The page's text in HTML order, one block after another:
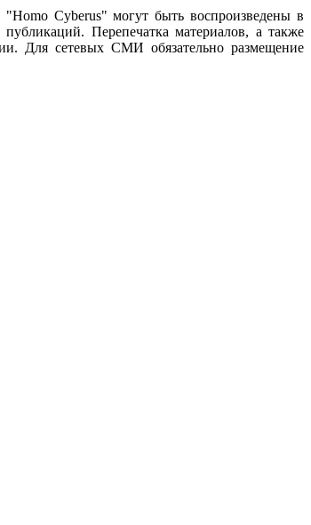
"Homo Cyberus" могут быть воспроизведены в
Перепечатка материалов, а также
Для сетевых СМИ обязательно размещение